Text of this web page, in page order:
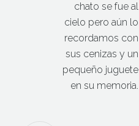
chato se fue al
cielo pero aún lo
recordamos con
sus cenizas y un
pequeño juguete
en su memoria.